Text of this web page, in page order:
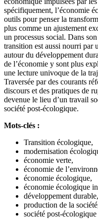
spécifiquement, l’économie
outils pour penser la
plus comme un ajustement
un processus social. Dans
transition est aussi nourri par
autour du développement
de l’économie y sont plus
une lecture univoque de la
Traversée par des courants
discours et des pratiques de
devenue le lieu d’un travail
société post-écologique.
Mots-clés :
Transition écologique,
modernisation
économie verte,
économie de
économie écologique,
économie écologique
développement durable,
production de la
société post-écologique